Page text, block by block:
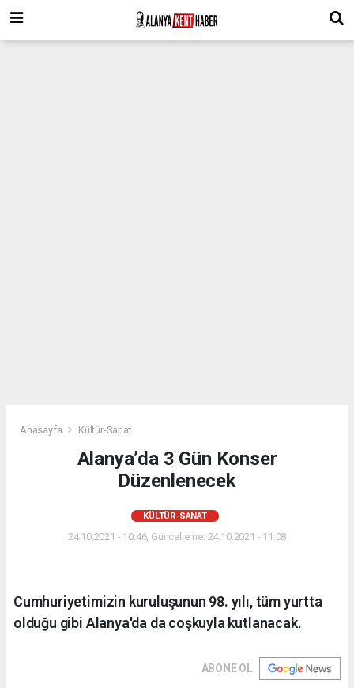
Anasayfa Kültür-Sanat
Alanya’da 3 Gün Konser
Düzenlenecek
KÜLTÜR-SANAT
24.10.2021 - 10:46, Güncelleme: 24.10.2021 - 11:08
Cumhuriyetimizin kuruluşunun 98. yılı, tüm yurtta
olduğu gibi Alanya'da da coşkuyla kutlanacak.
ABONE OL